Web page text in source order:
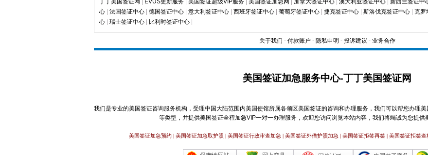
丁丁美国签证网 EVUS更新服务 美国签证超级VIP服务 美国签证加急网 加拿大签证中心 澳大利亚签证中心 新西兰签证中
心
法国签证中心 德国签证中心 意大利签证中心 西班牙签证中心 葡萄牙签证中心 捷克签证中心 斯洛伐克签证中心 克罗
心
瑞士签证中心 比利时签证中心
关于我们 - 付款账户 - 隐私申明 - 投诉建议 - 业务合作
美国签证加急服务中心-丁丁美国签证网
我们是专业的美国签证咨询服务机构，受理中国大陆范围内美国使馆所属各领区美国签证的咨询和办理服务，我们可以帮您办理
等类型，并提供美国签证全程加急VIP一对一办理服务，欢迎您访问浏览本站内容，我们将竭诚为您提供
美国签证加急预约 | 美国签证加急取护照 | 美国签证行政审查加急 | 美国签证外借护照加急 | 美国签证拒签再签 | 美国签证拒签